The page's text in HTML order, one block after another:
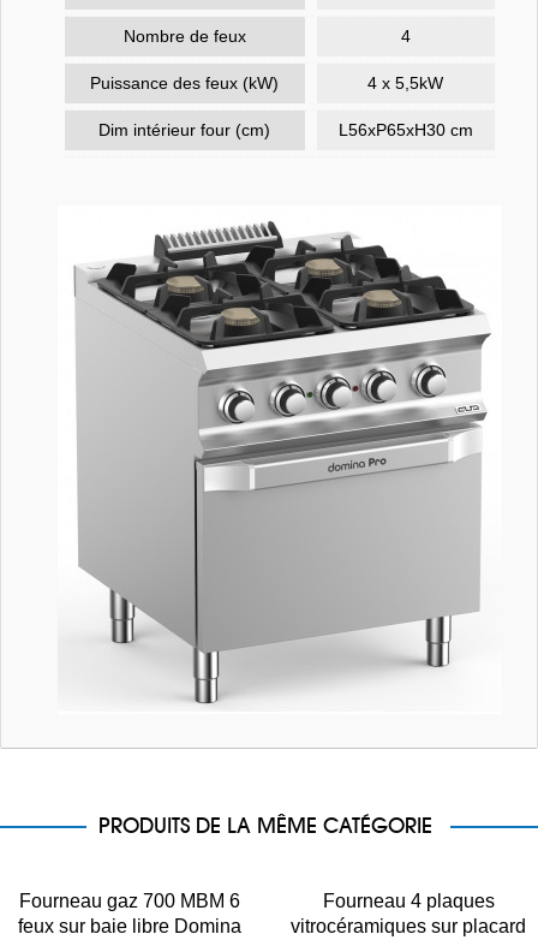
Nombre de feux 4
Puissance des feux (kW) 4 x 5,5kW
Dim intérieur four (cm) L56xP65xH30 cm
PRODUITS DE LA MÊME CATÉGORIE
Fourneau gaz 700 MBM 6
feux sur baie libre Domina
Fourneau 4 plaques
vitrocéramiques sur placard